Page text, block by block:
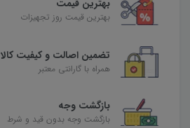
بهترین قیمت
بهترین قیمت روز تجهیزات
تضمین اصالت و کیفیت کالا
همراه با گارانتی معتبر
بازگشت وجه
بازگشت وجه بدون قید و شرط